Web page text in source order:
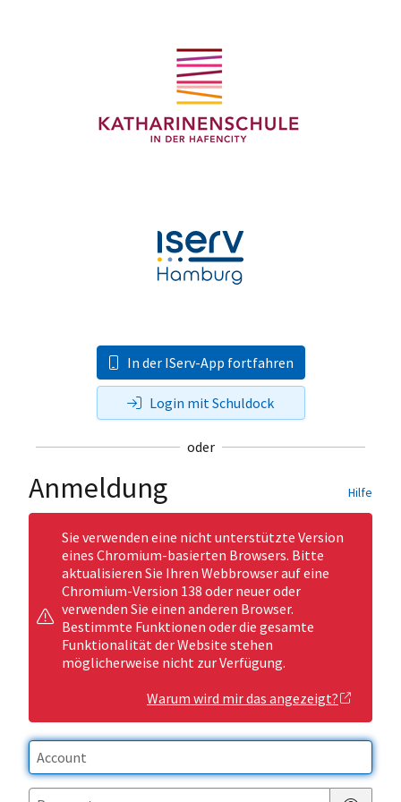
In der IServ-App fortfahren
Login mit Schuldock
oder
Anmeldung Hilfe
Sie verwenden eine nicht unterstützte Version
eines Chromium-basierten Browsers. Bitte
aktualisieren Sie Ihren Webbrowser auf eine
Chromium-Version 138 oder neuer oder
verwenden Sie einen anderen Browser.
Bestimmte Funktionen oder die gesamte
Funktionalität der Website stehen
möglicherweise nicht zur Verfügung.
Warum wird mir das angezeigt?